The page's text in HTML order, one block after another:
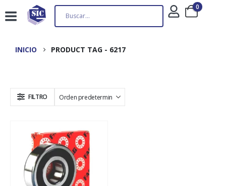
0
INICIO PRODUCT TAG - 6217
FILTRO